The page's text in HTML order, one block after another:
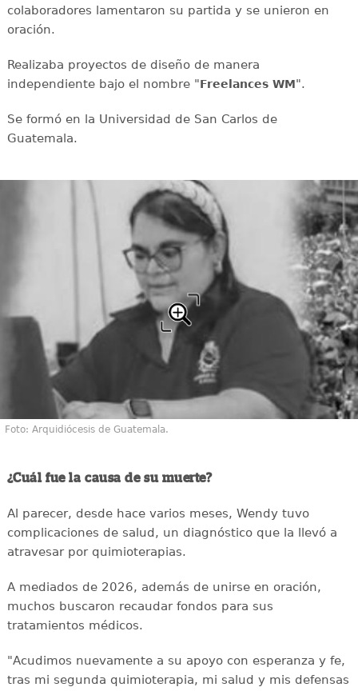
colaboradores lamentaron su partida y se unieron en
oración.
Realizaba proyectos de diseño de manera
independiente bajo el nombre "Freelances WM".
Se formó en la Universidad de San Carlos de
Guatemala.
Foto: Arquidiócesis de Guatemala.
¿Cuál fue la causa de su muerte?
Al parecer, desde hace varios meses, Wendy tuvo
complicaciones de salud, un diagnóstico que la llevó a
atravesar por quimioterapias.
A mediados de 2026, además de unirse en oración,
muchos buscaron recaudar fondos para sus
tratamientos médicos.
"Acudimos nuevamente a su apoyo con esperanza y fe,
tras mi segunda quimioterapia, mi salud y mis defensas